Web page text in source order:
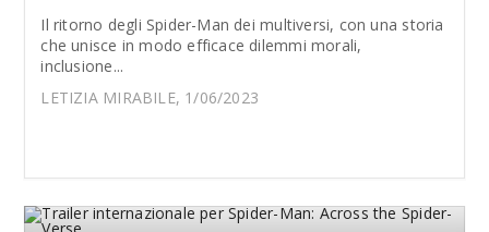
Il ritorno degli Spider-Man dei multiversi, con una storia
che unisce in modo efficace dilemmi morali,
inclusione...
LETIZIA MIRABILE, 1/06/2023